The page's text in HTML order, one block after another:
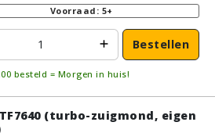
Voorraad: 5+
Bestellen
besteld = Morgen in huis!
(turbo-zuigmond, eigen